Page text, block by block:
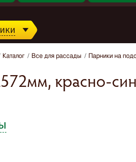
Каталог Все для рассады Парники на
красно-